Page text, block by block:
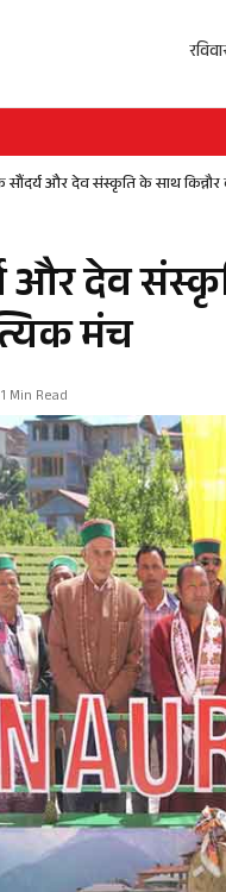
और देव संस्कृति के साथ
और देव
मंच
Min Read